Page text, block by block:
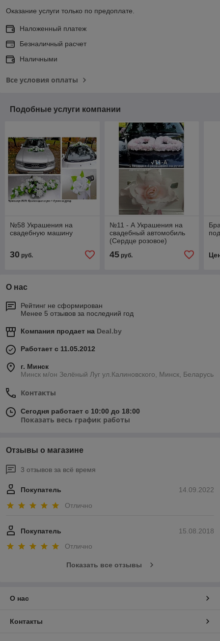
Оказание услуги только по предоплате.
Наложенный платеж
Безналичный расчет
Наличными
Все условия оплаты
Подобные услуги компании
№58 Украшения на
свадебную машину
30 руб.
№11 - А Украшения на
свадебный автомобиль
(Сердце розовое)
45руб.
О нас
Рейтинг не сформирован
Менее 5 отзывов за последний год
Компания продает на Deal.by
Работает с 11.05.2012
г. Минск
Минск м/он Зелёный Луг ул.Калиновского, Минск, Беларусь
Контакты
Сегодня работает с 10:00 до 18:00
Показать весь график работы
Отзывы о магазине
3 отзывов за всё время
14.09.2022
Покупатель
Отлично
15.08.2018
Покупатель
Отлично
Показать все отзывы
О нас
Контакты